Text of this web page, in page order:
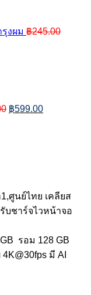
งผม ฿245.00
฿599.00
ศูนย์ไทย เคลียส
บชาร์จไวหน้าจอ
รอม 128 GB
มี AI